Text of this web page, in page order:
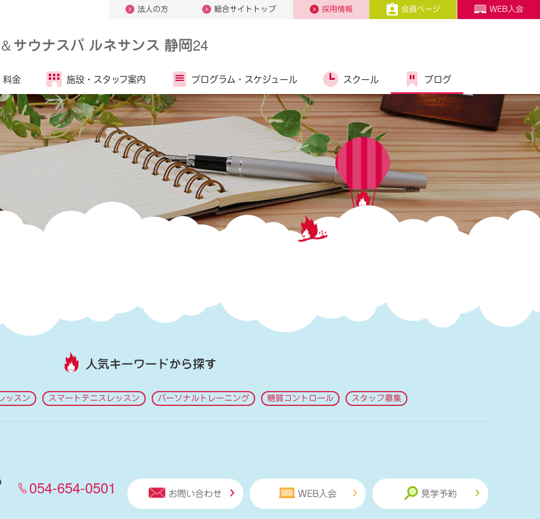
法人の方 総合サイトトップ 採用情報 会員ページ WEB入会
＆サウナスパ ルネサンス 静岡24
料金 施設・ スタッフ案内 プログラム・ スケジュール スクール ブログ
人気キーワードから探す
ッスン スマートテニスレッスン パーソナルトレーニング 糖質コントロール スタッフ募集
054-654-0501 お問い合わせ WEB入会 見学予約